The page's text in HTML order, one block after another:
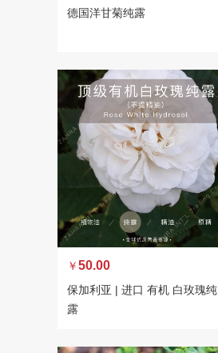
德国洋甘菊纯露
￥50.00
保加利亚 | 进口 有机 白玫瑰纯
露